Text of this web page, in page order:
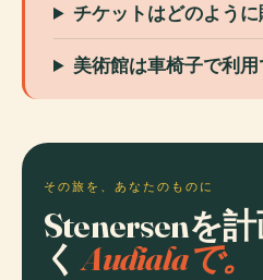
チケットはどのよう
美術館は車椅子で利用
その旅を、あなたのものに
Stenersenを
くAudialaで。